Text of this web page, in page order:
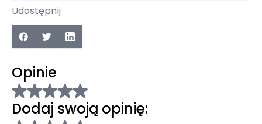
Udostępnij
Opinie
Dodaj swoją opinię: